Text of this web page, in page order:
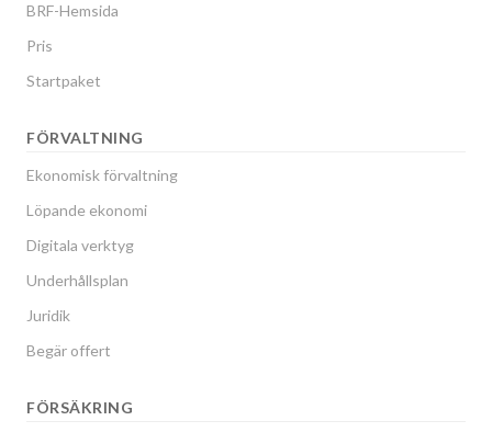
BRF-Hemsida
Pris
Startpaket
FÖRVALTNING
Ekonomisk förvaltning
Löpande ekonomi
Digitala verktyg
Underhållsplan
Juridik
Begär offert
FÖRSÄKRING